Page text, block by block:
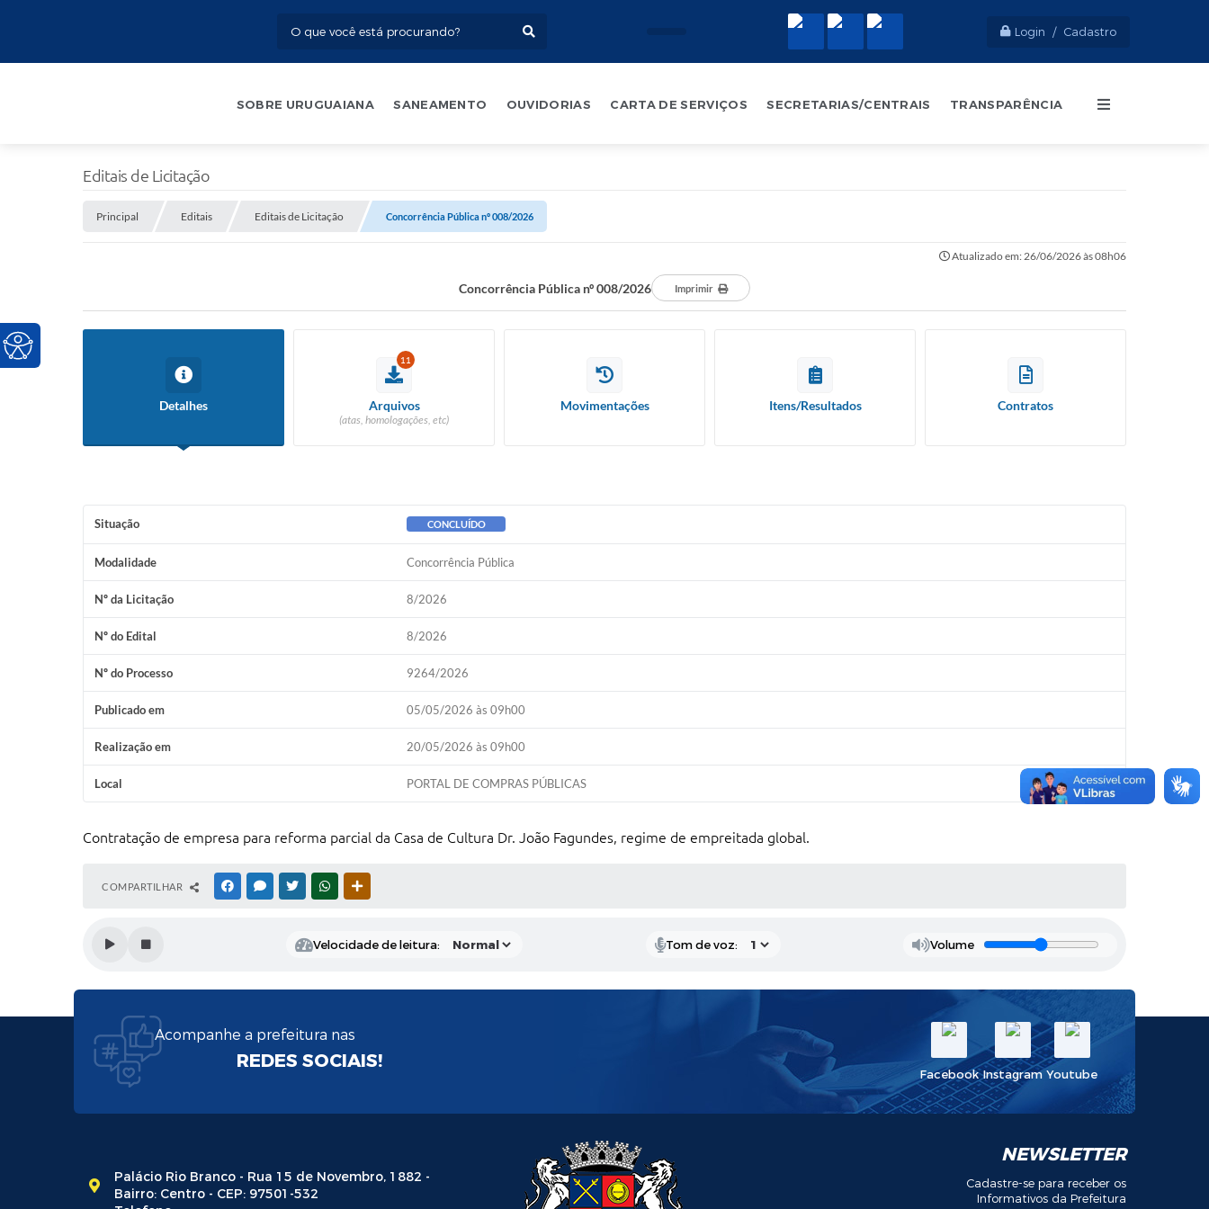
Login / Cadastro
SOBRE URUGUAIANA SANEAMENTO OUVIDORIAS CARTA DE SERVIÇOS SECRETARIAS/CENTRAIS TRANSPARÊNCIA
Editais de Licitação
Principal Editais Editais de Licitação Concorrência Pública nº 008/2026
Atualizado em: 26/06/2026 às 08h06
Concorrência Pública nº 008/2026 Imprimir
Detalhes
11
Arquivos
(atas, homologações, etc)
Movimentações Itens/Resultados Contratos
Situação CONCLUÍDO
Modalidade Concorrência Pública
Nº da Licitação 8/2026
Nº do Edital 8/2026
Nº do Processo 9264/2026
Publicado em 05/05/2026 às 09h00
Realização em 20/05/2026 às 09h00
Local PORTAL DE COMPRAS PÚBLICAS
Contratação de empresa para reforma parcial da Casa de Cultura Dr. João Fagundes, regime de empreitada global.
COMPARTILHAR FACEBOOKMESSENGER
TWITTERWHATSAPP
Velocidade de leitura: Tom de voz: Volume
Acompanhe a prefeitura nas
REDES SOCIAIS!
Facebook Instagram Youtube
Palácio Rio Branco - Rua 15 de Novembro, 1882 -
Bairro: Centro - CEP: 97501-532
NEWSLETTER
Cadastre-se para receber os
Informativos da Prefeitura